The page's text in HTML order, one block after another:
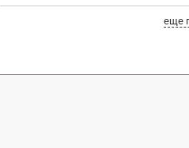
еще